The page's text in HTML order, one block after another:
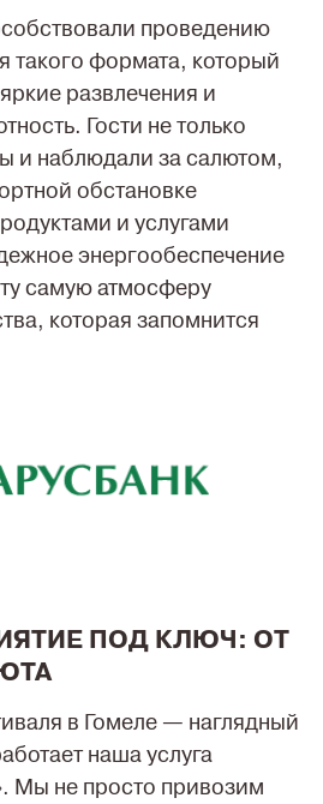
проведению
такого формата, который
развлечения и
Гости не только
и наблюдали за салютом,
обстановке
и услугами
энергообеспечение
самую атмосферу
которая запомнится
ПОД КЛЮЧ: ОТ
в Гомеле — наглядный
наша услуга
Мы не просто привозим